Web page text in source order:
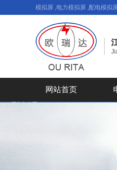
模拟屏 ,电力模拟屏 ,配电模拟
网站首页